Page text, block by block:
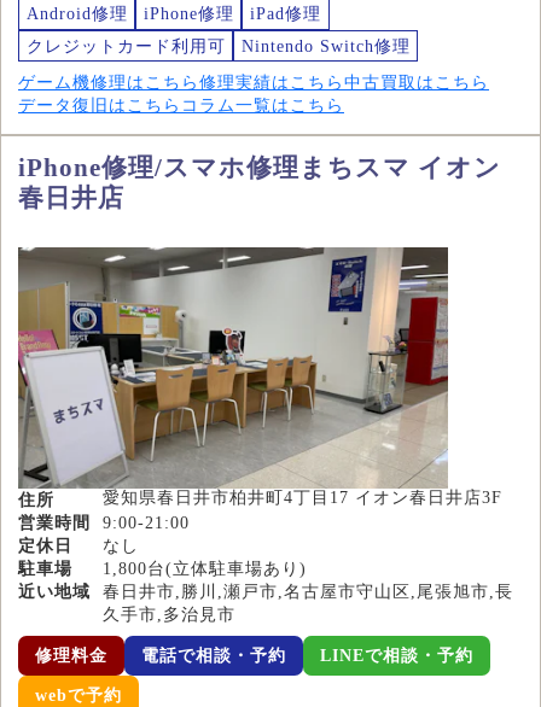
Android修理 iPhone修理
iPad修理
クレジットカード利用可
Nintendo Switch修理
ゲーム機修理はこちら 修理実績はこちら 中古買取はこちら
データ復旧はこちら コラム一覧はこちら
iPhone修理/スマホ修理まちスマ イオン
春日井店
住所
愛知県春日井市柏井町4丁目17 イオン春日井店3F
営業時間
9:00-21:00
定休日
なし
駐車場
1,800台(立体駐車場あり)
近い地域
春日井市,勝川,瀬戸市,名古屋市守山区,尾張旭市,長
久手市,多治見市
修理料金 電話で相談・予約 LINEで相談・予約
webで予約